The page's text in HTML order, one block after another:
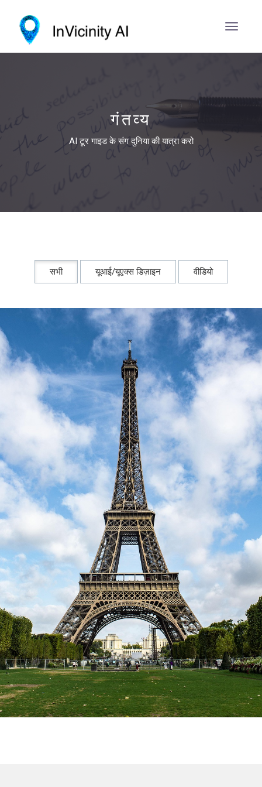
गंतव्य
AI टूर गाइड के संग दुनिया की यात्रा करो
सभी यूआई/यूएक्स डिज़ाइन वीडियो